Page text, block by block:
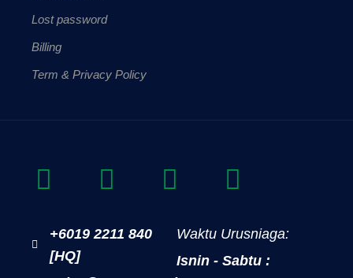
Lost password
Billing
Term & Privacy Policy
+6019 2211 840
[HQ]
Waktu Urusniaga:
Isnin - Sabtu :